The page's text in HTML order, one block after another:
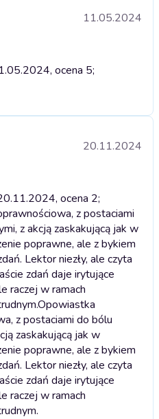
11.05.2024
ocena 5;
20.11.2024
ocena 2;
z postaciami
z akcją zaskakującą jak w
poprawne, ale z bykiem
Lektor niezły, ale czyta
zdań daje irytujące
raczej w ramach
Opowiastka
z postaciami do bólu
zaskakującą jak w
poprawne, ale z bykiem
Lektor niezły, ale czyta
zdań daje irytujące
raczej w ramach